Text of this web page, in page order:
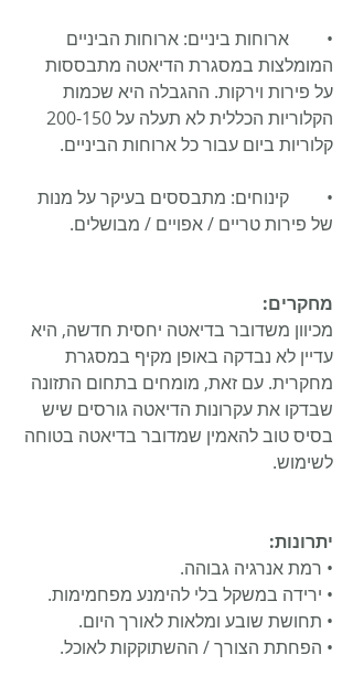
•	ארוחות ביניים: ארוחות הביניים
המומלצות במסגרת הדיאטה מתבססות
על פירות וירקות. ההגבלה היא שכמות
קלוריות ביום עבור כל ארוחות הביניים.
•	קינוחים: מתבססים בעיקר על מנות
של פירות טריים / אפויים / מבושלים.
מחקרים:
מכיוון משדובר בדיאטה יחסית חדשה, היא
עדיין לא נבדקה באופן מקיף במסגרת
מחקרית. עם זאת, מומחים בתחום התזונה
שבדקו את עקרונות הדיאטה גורסים שיש
בסיס טוב להאמין שמדובר בדיאטה בטוחה
לשימוש.
יתרונות:
• רמת אנרגיה גבוהה.
• ירידה במשקל בלי להימנע מפחמימות.
• תחושת שובע ומלאות לאורך היום.
• הפחתת הצורך / ההשתוקקות לאוכל.